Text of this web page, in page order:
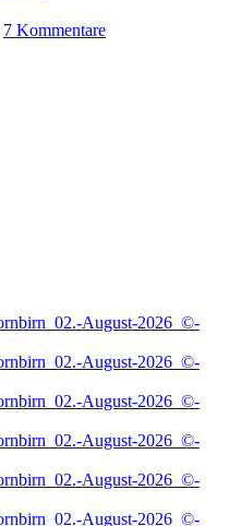
7 Kommentare